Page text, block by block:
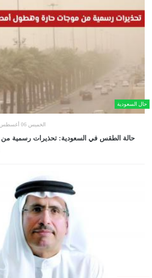
حال السعودية
الخميس 06 أغسطس 2026 09:34 صباحاً
حالة الطقس في السعودية: تحذيرات رسمية